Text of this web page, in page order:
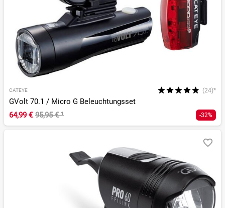
CATEYE (24)*
GVolt 70.1 / Micro G Beleuchtungsset
64,99 € 95,95 €¹ -32%